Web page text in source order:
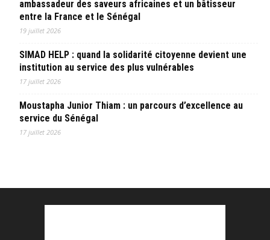
ambassadeur des saveurs africaines et un bâtisseur
entre la France et le Sénégal
19 juillet 2026
SIMAD HELP : quand la solidarité citoyenne devient une
institution au service des plus vulnérables
17 juillet 2026
Moustapha Junior Thiam : un parcours d’excellence au
service du Sénégal
17 juillet 2026